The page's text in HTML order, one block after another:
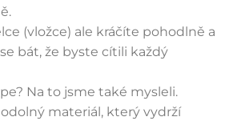
(vložce) ale kráčíte pohodlně a
bát, že byste cítili každý
Na to jsme také mysleli.
materiál, který vydrží